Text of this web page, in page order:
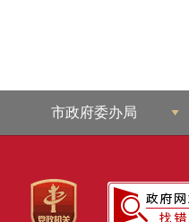
市政府委办局